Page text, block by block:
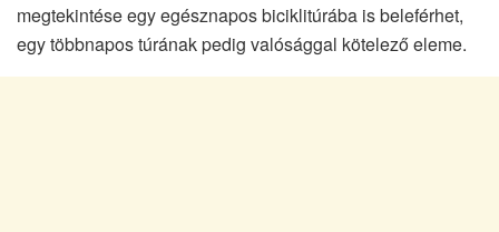
megtekintése egy egésznapos biciklitúrába is beleférhet,
egy többnapos túrának pedig valósággal kötelező eleme.